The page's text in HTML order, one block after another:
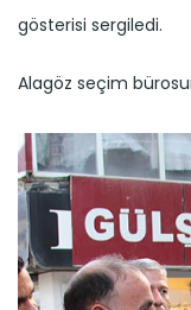
gösterisi sergiledi.
Alagöz seçim